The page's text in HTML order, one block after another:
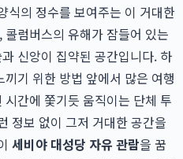
식의 정수를 보여주는 이 거대한
럼버스의 유해가 잠들어 있는
신앙이 집약된 공간입니다. 하
기 위한 방법 앞에서 많은 여행
간에 쫓기듯 움직이는 단체 투
정보 없이 그저 거대한 공간을
세비야 대성당 자유 관람을 꿈